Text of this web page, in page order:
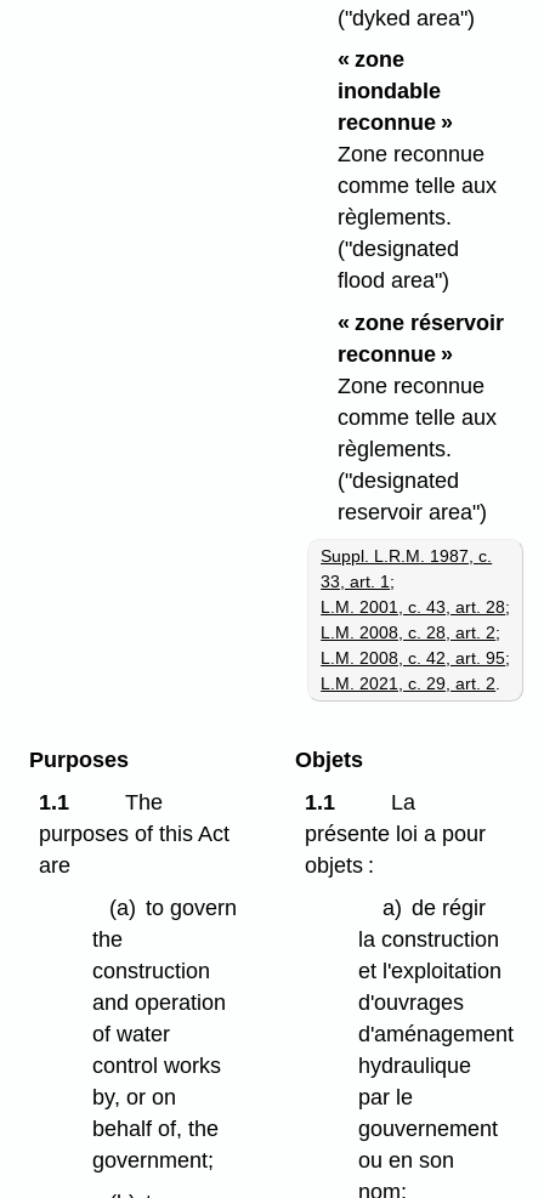
("dyked area")
« zone
inondable
reconnue »
Zone reconnue
comme telle aux
règlements.
("designated
flood area")
« zone réservoir
reconnue »
Zone reconnue
comme telle aux
règlements.
("designated
reservoir area")
Suppl. L.R.M. 1987, c.
33, art. 1 ;
L.M. 2001, c. 43, art. 28;
L.M. 2008, c. 28, art. 2;
L.M. 2008, c. 42, art. 95;
L.M. 2021, c. 29, art. 2
Purposes
1.1
The
purposes of this Act
are
(a) to govern
the
construction
and operation
of water
control works
by, or on
behalf of, the
government;
Objets
1.1
La
présente loi a pour
objets :
a) de régir
la construction
et l'exploitation
d'ouvrages
d'aménagement
hydraulique
par le
gouvernement
ou en son
nom;